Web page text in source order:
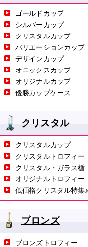
ゴールドカップ
シルバーカップ
クリスタルカップ
バリエーションカップ
デザインカップ
オニックスカップ
オリジナルカップ
優勝カップケース
クリスタル
クリスタルカップ
クリスタルトロフィー
クリスタル・ガラス楯
オリジナルトロフィー
低価格クリスタル特集♪
ブロンズ
ブロンズトロフィー